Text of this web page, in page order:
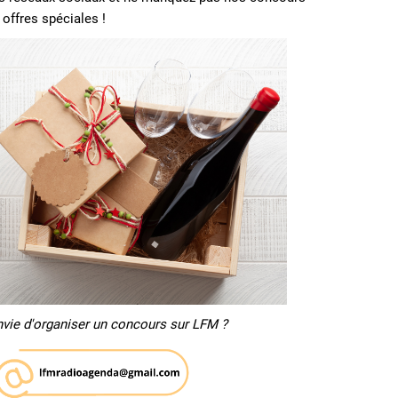
offres spéciales !
d'organiser un concours sur LFM ?